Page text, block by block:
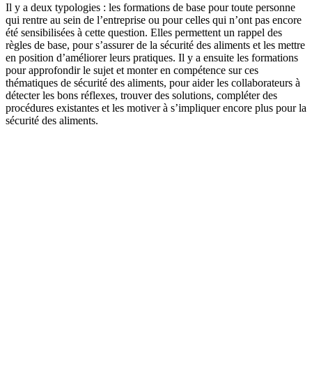
Il y a deux typologies : les formations de base pour toute personne
qui rentre au sein de l’entreprise ou pour celles qui n’ont pas encore
été sensibilisées à cette question. Elles permettent un rappel des
règles de base, pour s’assurer de la sécurité des aliments et les mettre
en position d’améliorer leurs pratiques. Il y a ensuite les formations
pour approfondir le sujet et monter en compétence sur ces
thématiques de sécurité des aliments, pour aider les collaborateurs à
détecter les bons réflexes, trouver des solutions, compléter des
procédures existantes et les motiver à s’impliquer encore plus pour la
sécurité des aliments.